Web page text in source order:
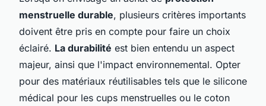
menstruelle durable, plusieurs critères importants
doivent être pris en compte pour faire un choix
éclairé. La durabilité est bien entendu un aspect
majeur, ainsi que l'impact environnemental. Opter
pour des matériaux réutilisables tels que le silicone
médical pour les cups menstruelles ou le coton